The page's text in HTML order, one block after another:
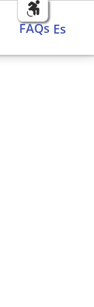
FAQs
FAQs es